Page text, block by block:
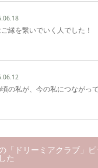
縁を繋いでいく人でした！
の私が、今の私につながっ
「ドリーミアクラブ」
た